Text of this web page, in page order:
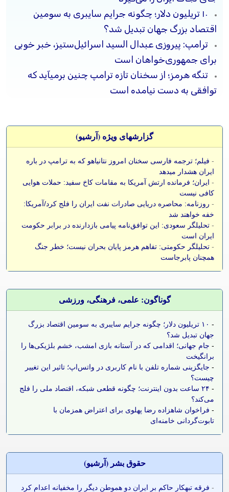
۱۰ تریلیون دلار؛ چگونه جرایم سایبری به سومین
اقتصاد بزرگ جهان تبدیل شد؟
ترامپ: پیروزی عبدال السید اسرائیل‌ستیز، خبر خوبی
برای جمهوری‌خواهان است
تنگه هرمز؛ از سخنان تازه ترامپ چنین برمیآید که
توافقی به دست نیامده است
گزارشهای ویژه (آرشيو)
- فیلم؛ ترجمه فارسی سخنان امروز نتانیاهو که به ترامپ در باره
ایران هشدار میدهد
- ایران؛ فرمانده ارتش آمریکا به مقامات کاخ سفید: حملات هوایی
کافی نیست
- روزنامه: محاصره دریایی صادرات نفت ایران را فلج کرد/آمریکا:
خفه خواهند شد
- تحلیلگر سعودی: این توافق‌نامه پیامی بازدارنده در برابر حکومت
ایران است
- تحلیلگر حکومتی: تفاهم هرمز پایان بحران نیست؛ خطر جنگ
همچنان پابرجاست
گوناگون: علمی، فرهنگی، ورزشی
-
۱۰ تریلیون دلار؛ چگونه جرایم سایبری به سومین اقتصاد بزرگ
جهان تبدیل شد؟
- جام جهانی؛ اقدامی که در آستانه بازی امشب، خشم بلژیکی‌ها را
برانگیخت
- جایگزینی شماره تلفن با نام کاربری در واتس‌اپ؛ تاثیر این تغییر
چیست؟
-
۲۴ ساعت بدون اینترنت؛ چگونه قطعی شبکه، اقتصاد ملی را فلج
می‌کند؟
- فراخوان شاهزاده رضا پهلوی برای اعتراض همزمان با
تابوت‌گردانی خامنه‌ای
حقوق بشر (آرشيو)
- فرقه تبهکار حاکم بر ایران دو هموطن دیگر را مخفیانه اعدام کرد